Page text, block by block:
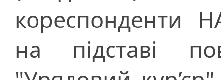
кореспонденти
на підставі